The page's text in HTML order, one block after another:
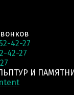
42-27
42-27
И